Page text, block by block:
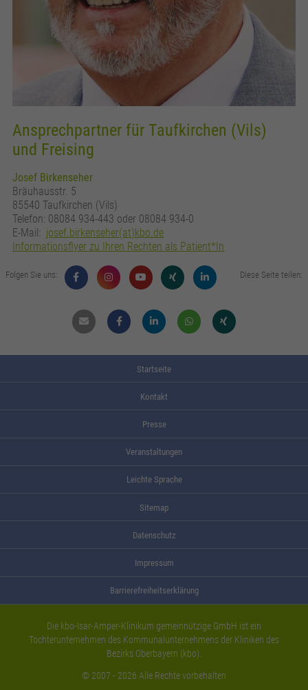
Ansprechpartner für Taufkirchen (Vils)
und Freising
Josef Birkenseher
Bräuhausstr. 5
85540 Taufkirchen (Vils)
Telefon: 08084 934-443 oder 08084 934-0
E-Mail: josef.birkenseher(at)kbo.de
Informationsflyer zu Ihren Rechten als Patient*In
Folgen Sie uns: Diese Seite teilen:
Mail FacebookLinkdin WhatsappXing
Startseite
Kontakt
Presse
Veranstaltungen
Leichte Sprache
Sitemap
Datenschutz
Impressum
Barrierefreiheitserklärung
Die kbo-Isar-Amper-Klinikum gemeinnützige GmbH ist ein
Tochterunternehmen des Kommunalunternehmens der Kliniken des
Bezirks Oberbayern (kbo).
© 2007 - 2026 Alle Rechte vorbehalten